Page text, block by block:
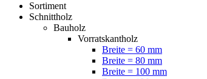
Sortiment
Schnittholz
Bauholz
Vorratskantholz
Breite = 60 mm
Breite = 80 mm
Breite = 100 mm